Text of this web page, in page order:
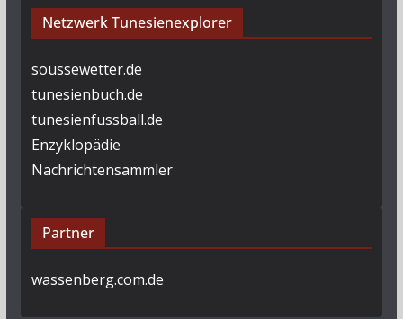
Netzwerk Tunesienexplorer
soussewetter.de
tunesienbuch.de
tunesienfussball.de
Enzyklopädie
Nachrichtensammler
Partner
wassenberg.com.de